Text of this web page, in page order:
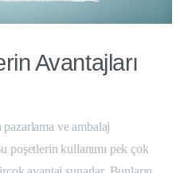
Avantajları
pazarlama ve ambalaj
poşetlerin kullanımı pek çok